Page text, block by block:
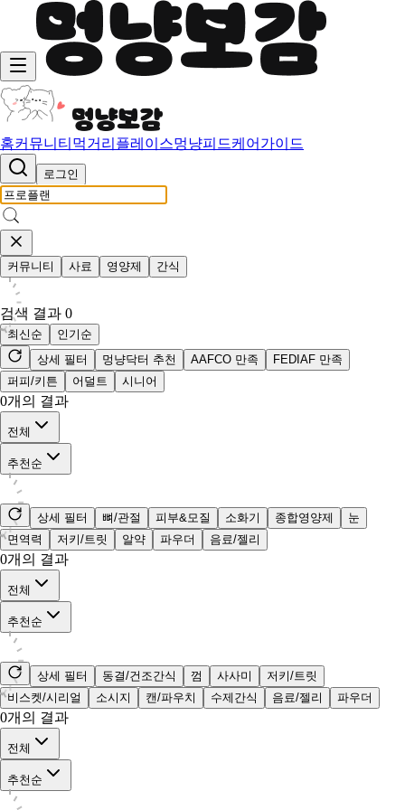
홈커뮤니티 먹거리 플레이스멍냥피드케어가이드
로그인
커뮤니티 사료 영양제 간식
검색 결과 0
최신순
인기순
상세 필터
멍냥닥터 추천 AAFCO 만족
FEDIAF 만족
퍼피/키튼
어덜트 시니어
0개의 결과
전체
추천순
상세 필터 뼈/관절 피부&모질 소화기 종합영양제
눈
면역력
저키/트릿 알약 파우더 음료/젤리
0개의 결과
전체
추천순
상세 필터 동결/건조간식 껌 사사미
저키/트릿
비스켓/시리얼
소시지 캔/파우치 수제간식 음료/젤리 파우더
0개의 결과
전체
추천순